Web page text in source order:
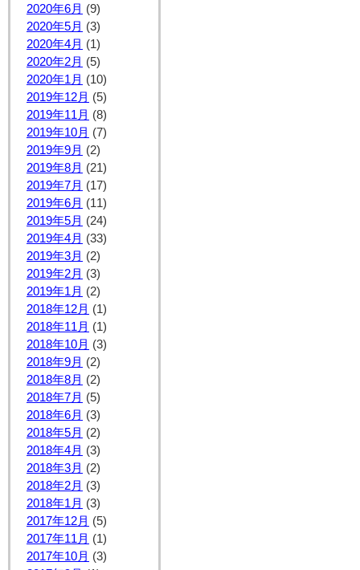
2020年6月 (9)
2020年5月 (3)
2020年4月 (1)
2020年2月 (5)
2020年1月 (10)
2019年12月 (5)
2019年11月 (8)
2019年10月 (7)
2019年9月 (2)
2019年8月 (21)
2019年7月 (17)
2019年6月 (11)
2019年5月 (24)
2019年4月 (33)
2019年3月 (2)
2019年2月 (3)
2019年1月 (2)
2018年12月 (1)
2018年11月 (1)
2018年10月 (3)
2018年9月 (2)
2018年8月 (2)
2018年7月 (5)
2018年6月 (3)
2018年5月 (2)
2018年4月 (3)
2018年3月 (2)
2018年2月 (3)
2018年1月 (3)
2017年12月 (5)
2017年11月 (1)
2017年10月 (3)